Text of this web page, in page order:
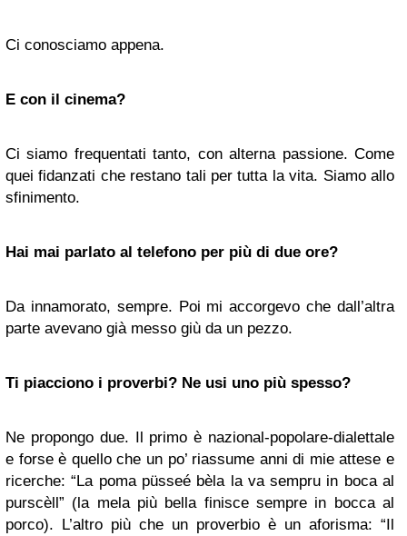
Ci conosciamo appena.
E con il cinema?
Ci siamo frequentati tanto, con alterna passione. Come
quei fidanzati che restano tali per tutta la vita. Siamo allo
sfinimento.
Hai mai parlato al telefono per più di due ore?
Da innamorato, sempre. Poi mi accorgevo che dall’altra
parte avevano già messo giù da un pezzo.
Ti piacciono i proverbi? Ne usi uno più spesso?
Ne propongo due. Il primo è nazional-popolare-dialettale
e forse è quello che un po’ riassume anni di mie attese e
ricerche: “La poma püsseé bèla la va sempru in boca al
purscèll” (la mela più bella finisce sempre in bocca al
porco). L’altro più che un proverbio è un aforisma: “Il